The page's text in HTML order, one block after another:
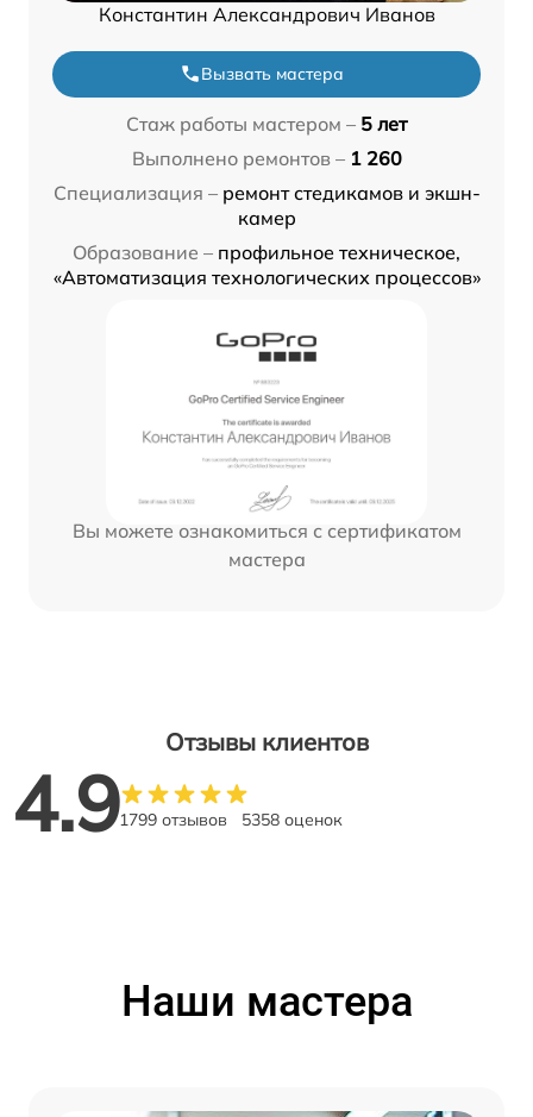
Константин Александрович Иванов
Вызвать мастера
Стаж работы мастером – 5 лет
Выполнено ремонтов – 1 260
Специализация – ремонт стедикамов и экшн-
камер
Образование – профильное техническое,
«Автоматизация технологических процессов»
Вы можете ознакомиться с сертификатом
мастера
Отзывы клиентов
4.91799 отзывов 5358 оценок
Наши мастера